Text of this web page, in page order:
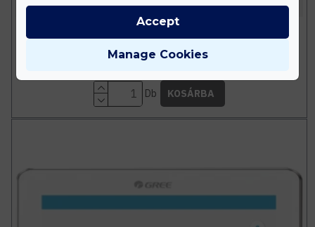
GREE
GREE Központi vezérlő CE50-24/E
433.832 Ft
Db KOSÁRBA
Manage Cookies
Accept